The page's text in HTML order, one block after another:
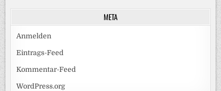
META
Anmelden
Eintrags-Feed
Kommentar-Feed
WordPress.org